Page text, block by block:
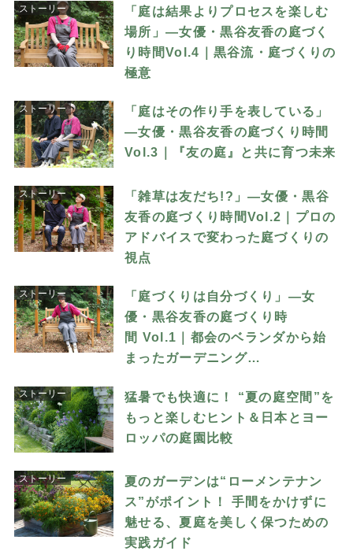
ストーリー
「庭は結果よりプロセスを楽しむ
場所」―女優・黒谷友香の庭づく
り時間Vol.4｜黒谷流・庭づくりの
極意
ストーリー
「庭はその作り手を表している」
―女優・黒谷友香の庭づくり時間
Vol.3｜『友の庭』と共に育つ未来
ストーリー
「雑草は友だち!?」―女優・黒谷
友香の庭づくり時間Vol.2｜プロの
アドバイスで変わった庭づくりの
視点
ストーリー
「庭づくりは自分づくり」―女
優・黒谷友香の庭づくり時
間 Vol.1｜都会のベランダから始
まったガーデニング…
ストーリー
猛暑でも快適に！ “夏の庭空間”を
もっと楽しむヒント＆日本とヨー
ロッパの庭園比較
ストーリー
夏のガーデンは“ローメンテナン
ス”がポイント！ 手間をかけずに
魅せる、夏庭を美しく保つための
実践ガイド